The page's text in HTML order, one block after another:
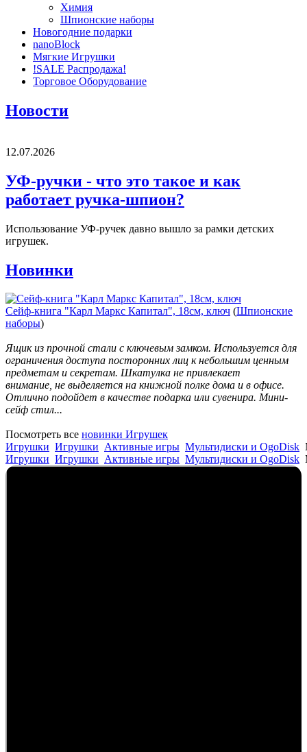
Химия
Шпионские наборы
Новогодние подарки
nanoBlock
Мягкие Игрушки
!SALE Распродажа!
Торговое Оборудование
Новости
12.07.2026
УФ-ручки - что это такое и как
работает ручка-шпион?
Использование УФ-ручек давно вышло за рамки детских
игрушек.
Новинки
Сейф-книга "Карл Маркс Капитал", 18см, ключ (Шпионские
наборы)
Ящик из прочной стали с ключевым замком. Используется для
ограничения доступа посторонних лиц к небольшим ценным
предметам и секретам. Шкатулка не привлекает
внимание, не выделяется на книжной полке дома и в офисе.
Отлично подойдет в качестве подарка или сувенира. Мини-
сейф стил...
Посмотреть все новинки Игрушек
Игрушки Игрушки Активные игры Мультидиски и OgoDisk
Игрушки Игрушки Активные игры Мультидиски и OgoDisk